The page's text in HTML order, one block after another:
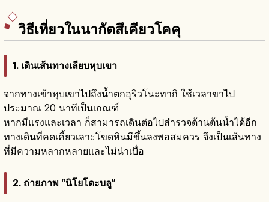
วิธีเที่ยวในนากัตสึเคียวโคคุ
1. เดินเส้นทางเลียบหุบเขา
จากทางเข้าหุบเขาไปถึงน้ำตกอุริวโนะทากิ ใช้เวลาขาไป
ประมาณ 20 นาทีเป็นเกณฑ์
หากมีแรงและเวลา ก็สามารถเดินต่อไปสำรวจด้านต้นน้ำได้อีก
ทางเดินที่คดเคี้ยวเลาะโขดหินมีขึ้นลงพอสมควร จึงเป็นเส้นทาง
ที่มีความหลากหลายและไม่น่าเบื่อ
2. ถ่ายภาพ “นิโยโดะบลู”